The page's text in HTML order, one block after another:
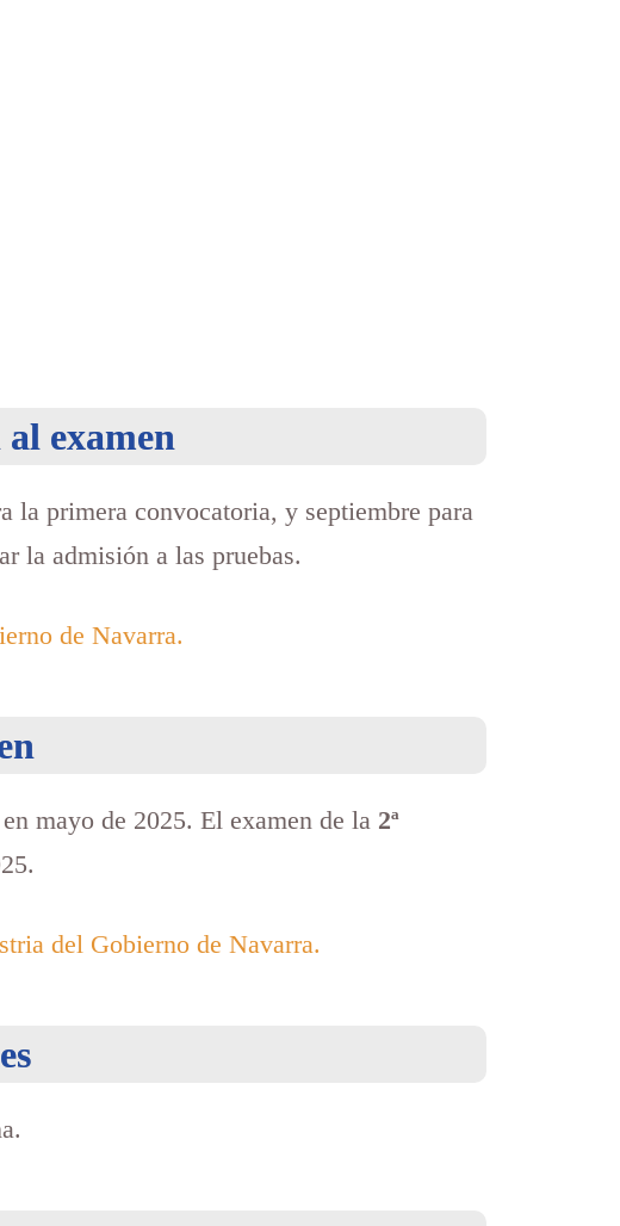
examen
la primera convocatoria, y septiembre para
la admisión a las pruebas.
de Navarra.
mayo de 2025. El examen de la 2ª
del Gobierno de Navarra.